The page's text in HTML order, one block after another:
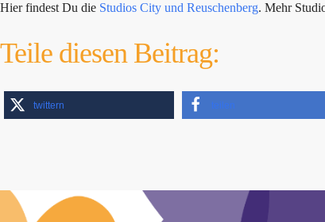
Hier findest Du die Studios City und Reuschenberg. Mehr
Teile diesen Beitrag:
twittern teilen